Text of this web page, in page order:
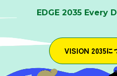
EDGE 2035 Every
VISION 2035に